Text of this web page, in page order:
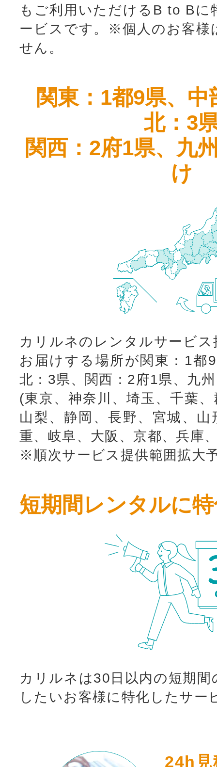
もご利用いただけるB to Bに
ービスです。
※個人のお客様
せん。
関東：1都9県、
北：3
関西：2府1県、九
け
カリルネのレンタルサービ
お届けする場所が関東：1都
北：3県、関西：2府1県、九
(東京、神奈川、埼玉、千葉
山梨、静岡、長野、宮城、
重、岐阜、大阪、京都、兵庫
※順次サービス提供範囲拡大
短期間レンタルに
カリルネは30日以内の短期
したいお客様に特化したサー
24h見